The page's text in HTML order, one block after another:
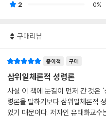
2
0%
구매리뷰
종이책 구매
삼위일체론적 성령론
사실 이 책에 눈길이 먼저 간 것은
령론을 말하기보다 삼위일체론적
었기 때문이다. 저자인 유태화교